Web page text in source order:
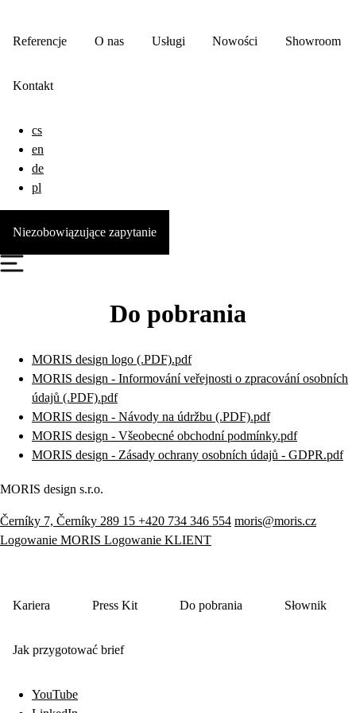
Referencje O nas Usługi Nowości Showroom
Kontakt
cs
en
de
pl
Niezobowiązujące zapytanie
Do pobrania
MORIS design logo (.PDF).pdf
MORIS design - Informování veřejnosti o zpracování osobních
údajů (.PDF).pdf
MORIS design - Návody na údržbu (.PDF).pdf
MORIS design - Všeobecné obchodní podmínky.pdf
MORIS design - Zásady ochrany osobních údajů - GDPR.pdf
MORIS design s.r.o.
Černíky 7, Černíky 289 15 +420 734 346 554 moris@moris.cz
Logowanie MORIS Logowanie KLIENT
Kariera Press Kit Do pobrania Słownik
Jak przygotować brief
YouTube